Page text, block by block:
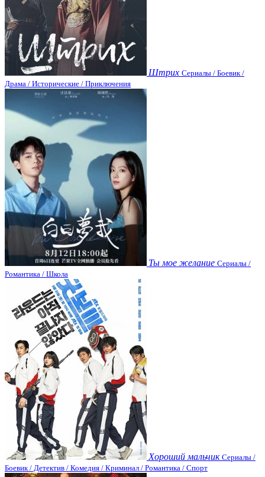
Штрих Сериалы / Боевик /
Драма / Исторические / Приключения
Ты мое желание Сериалы /
Романтика / Школа
Хороший мальчик Сериалы /
Боевик / Детектив / Комедия / Криминал / Романтика / Спорт